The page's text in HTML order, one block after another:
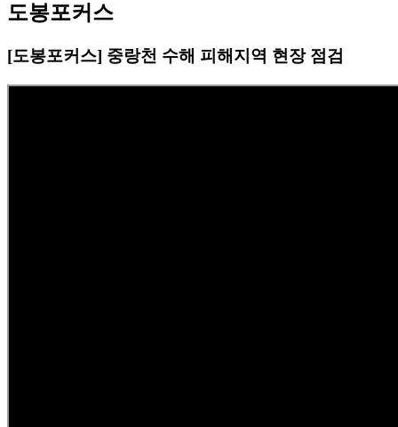
도봉포커스
[도봉포커스] 중랑천 수해 피해지역 현장 점검